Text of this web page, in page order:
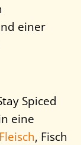
einer
Spiced
eine
Fleisch, Fisch